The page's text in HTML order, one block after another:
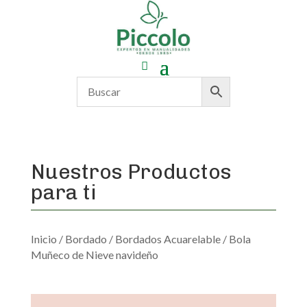
Nuestros Productos
para ti
Inicio / Bordado / Bordados Acuarelable/ Bola
Muñeco de Nieve navideño